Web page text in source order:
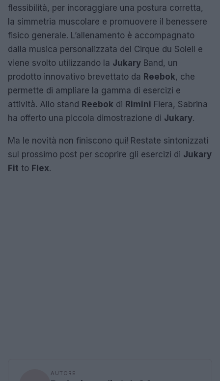
flessibilità, per incoraggiare una postura corretta,
la simmetria muscolare e promuovere il benessere
fisico generale. L’allenamento è accompagnato
dalla musica personalizzata del Cirque du Soleil e
viene svolto utilizzando la Jukary Band, un
prodotto innovativo brevettato da Reebok, che
permette di ampliare la gamma di esercizi e
attività. Allo stand Reebok di Rimini Fiera, Sabrina
ha offerto una piccola dimostrazione di Jukary.
Ma le novità non finiscono qui! Restate sintonizzati
sul prossimo post per scoprire gli esercizi di Jukary
Fit to Flex.
AUTORE